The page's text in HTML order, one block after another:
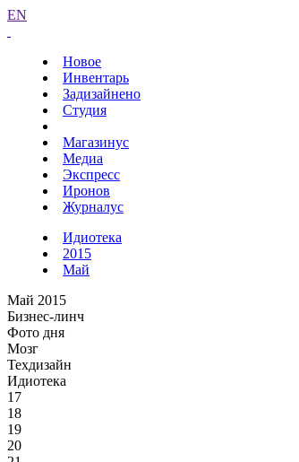
EN
Новое
Инвентарь
Задизайнено
Студия
Магазинус
Медиа
Экспресс
Иронов
Журналус
Идиотека
2015
Май
Май 2015
Бизнес-линч
Фото дня
Мозг
Техдизайн
Идиотека
17
18
19
20